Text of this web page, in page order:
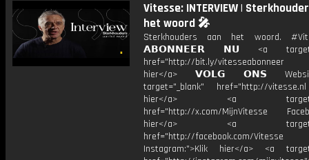
Vitesse: INTERVIEW |
het woord 🎤
Sterkhouders aan het woord.
𝗔𝗕𝗢𝗡𝗡𝗘𝗘𝗥 𝗡𝗨 <a
href="http://bit.ly/
hier</a> 𝗩𝗢𝗟𝗚 𝗢𝗡𝗦
target="_blank" href="http://
hier</a> <a
href="http://x.com/MijnVitesse
hier</a> <a
href="http://facebook.com/Vitesse
Instagram:">Klik hier</a> <a